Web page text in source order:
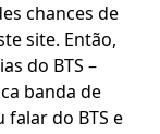
chances de
site. Então,
do BTS –
banda de
falar do BTS e